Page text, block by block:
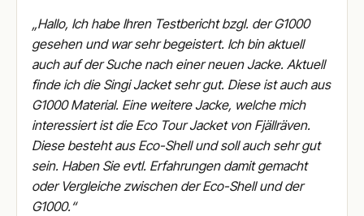
„Hallo, Ich habe Ihren Testbericht bzgl. der G1000
gesehen und war sehr begeistert. Ich bin aktuell
auch auf der Suche nach einer neuen Jacke. Aktuell
finde ich die Singi Jacket sehr gut. Diese ist auch aus
G1000 Material. Eine weitere Jacke, welche mich
interessiert ist die Eco Tour Jacket von Fjällräven.
Diese besteht aus Eco-Shell und soll auch sehr gut
sein. Haben Sie evtl. Erfahrungen damit gemacht
oder Vergleiche zwischen der Eco-Shell und der
G1000.“